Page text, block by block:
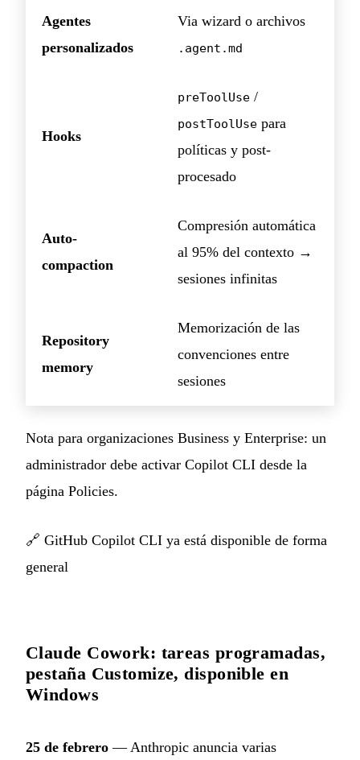
Agentes
personalizados
Via wizard o archivos
.agent.md
Hooks
preToolUse /
postToolUse para
políticas y post-
procesado
Auto-
compaction
Compresión automática
al 95% del contexto →
sesiones infinitas
Repository
memory
Memorización de las
convenciones entre
sesiones
Nota para organizaciones Business y Enterprise: un
administrador debe activar Copilot CLI desde la
página Policies.
🔗 GitHub Copilot CLI ya está disponible de forma
general
Claude Cowork: tareas programadas,
pestaña Customize, disponible en
Windows
25 de febrero — Anthropic anuncia varias